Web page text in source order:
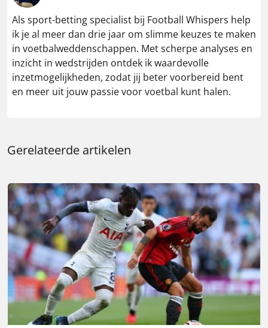
Als sport-betting specialist bij Football Whispers help
ik je al meer dan drie jaar om slimme keuzes te maken
in voetbalweddenschappen. Met scherpe analyses en
inzicht in wedstrijden ontdek ik waardevolle
inzetmogelijkheden, zodat jij beter voorbereid bent
en meer uit jouw passie voor voetbal kunt halen.
Gerelateerde artikelen